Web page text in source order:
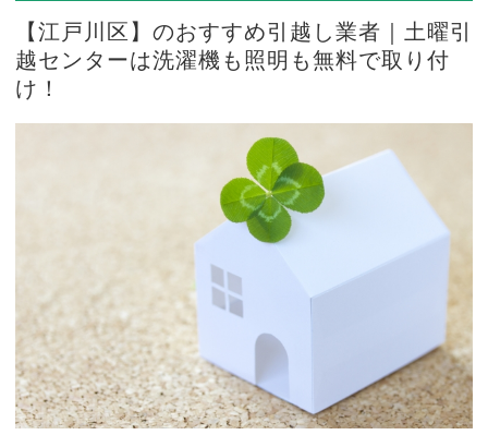
【江戸川区】のおすすめ引越し業者｜土曜引
越センターは洗濯機も照明も無料で取り付
け！